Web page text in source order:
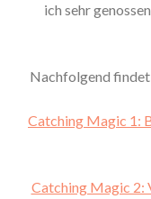
ich sehr
Nachfolgend findet
Catching Magic 1:
Catching Magic 2: